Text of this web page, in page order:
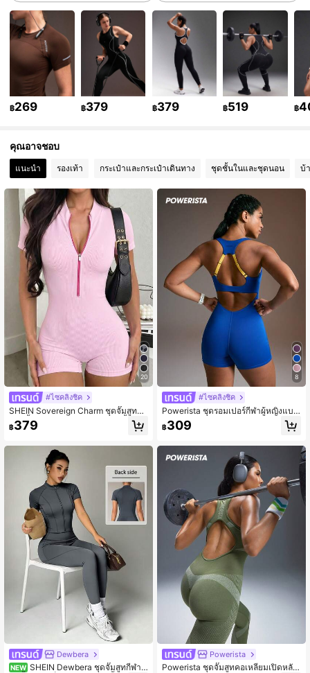
357K ผู้ติดตาม
4.89 357K ผู้ติดตาม
4.89 357K ผู้ติดตาม
4.89 357K ผู้ติดตาม
4.89 357K ผู้ติดตาม
4.89 357K ผู้ติดตาม
฿269 ฿379 ฿379 ฿519 ฿
คุณอาจชอบ
แนะนำ รองเท้า กระเป๋าและกระเป๋าเดินทาง ชุดชั้นในและชุดนอน บ้
20
#ไซคลิ่งชิค
SHEIN Sovereign Charm ชุดจั๊มสูทผู้ห
ญิงสีพื้นสไตล์มินิมอลลำลองแขนสั้นซิป
ยาว 3/4
฿379
Dewbera
NEW SHEIN Dewbera ชุดจั๊มสูทกีฬาแ
8
#ไซคลิ่งชิค
Powerista ชุดรอมเปอร์กีฬาผู้หญิงแบบ
ลำลองเข้ารูปเจาะรูลายปะติด
฿309
Powerista
Powerista ชุดจั๊มสูทคอเหลี่ยมเปิดหลัง